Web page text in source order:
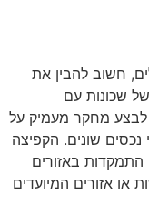
חשוב להבין את
שכונות עם
לבצע מחקר מעמיק על
נכסים שונים. הקפיצה
התמקדות באזורים
או אזורים המיועדים